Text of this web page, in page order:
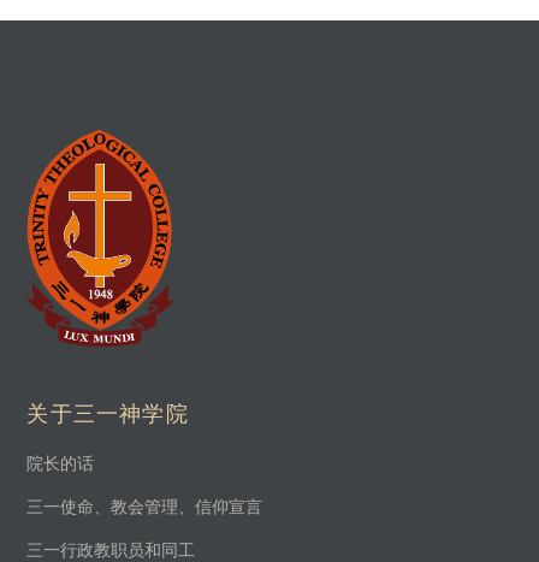
关于三一神学院
院长的话
三一使命、教会管理、信仰宣言
三一行政教职员和同工